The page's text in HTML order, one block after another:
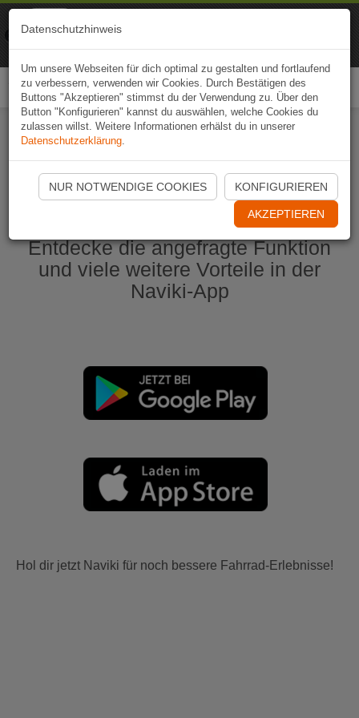
Naviki App jetzt öffnen
Entdecke die angefragte Funktion
und viele weitere Vorteile in der
Naviki-App
Hol dir jetzt Naviki für noch bessere Fahrrad-Erlebnisse!
Datenschutzhinweis
Um unsere Webseiten für dich optimal zu gestalten und fortlaufend
zu verbessern, verwenden wir Cookies. Durch Bestätigen des
Buttons "Akzeptieren" stimmst du der Verwendung zu. Über den
Button "Konfigurieren" kannst du auswählen, welche Cookies du
zulassen willst. Weitere Informationen erhälst du in unserer
Datenschutzerklärung.
NUR NOTWENDIGE COOKIES KONFIGURIEREN
AKZEPTIEREN
Naviki